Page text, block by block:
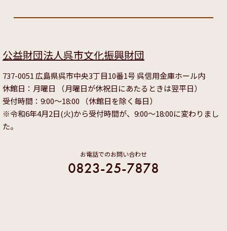
公益財団法人呉市文化振興財団
737-0051 広島県呉市中央3丁目10番1号 呉信用金庫ホール内
休館日：月曜日 （月曜日が休祝日にあたるときは翌平日）
受付時間：9:00～18:00 （休館日を除く毎日）
※令和6年4月2日(火)から受付時間が、9:00～18:00に変わりまし
た。
お電話でのお問い合わせ
0823-25-7878